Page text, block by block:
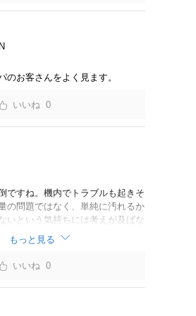
のお客さんをよく見ます。
0
ですね。機内でトラブルも起きそ
の問題ではなく、単純に汚れるか
いという気持ちには考えが及ばな
かね。いっそ、荷物棚を撤去した
席指定も荷物も含んだプランとす
ランで分けてもらった方がシンプ
かも。どんどん料金が細分化され
もっと見る
0